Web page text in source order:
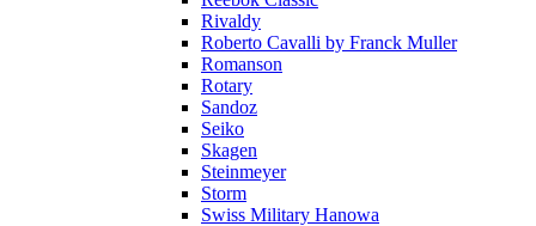
Rivaldy
Roberto Cavalli by Franck Muller
Romanson
Rotary
Sandoz
Seiko
Skagen
Steinmeyer
Storm
Swiss Military Hanowa